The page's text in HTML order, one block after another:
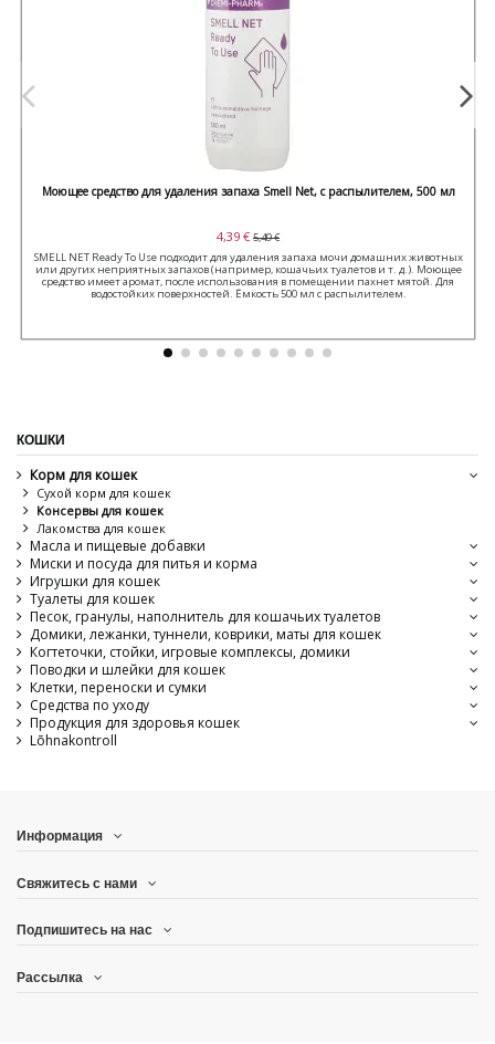
Моющее средство для удаления запаха Smell Net, с распылителем, 500 мл
4,39 € 5,49 €
SMELL NET Ready To Use подходит для удаления запаха мочи домашних животных
или других неприятных запахов (например, кошачьих туалетов и т. д.). Моющее
средство имеет аромат, после использования в помещении пахнет мятой. Для
водостойких поверхностей. Ёмкость 500 мл с распылителем.
КОШКИ
Корм для кошек
Сухой корм для кошек
Консервы для кошек
Лакомства для кошек
Масла и пищевые добавки
Миски и посуда для питья и корма
Игрушки для кошек
Туалеты для кошек
Песок, гранулы, наполнитель для кошачьих туалетов
Домики, лежанки, туннели, коврики, маты для кошек
Когтеточки, стойки, игровые комплексы, домики
Поводки и шлейки для кошек
Клетки, переноски и сумки
Средства по уходу
Продукция для здоровья кошек
Lõhnakontroll
Информация
Свяжитесь с нами
Подпишитесь на нас
Рассылка